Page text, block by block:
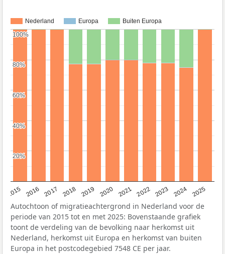
Nederland Europa Buiten Europa
2015 2016 2017 2018 2019 2020 2021 2022 2023 2024 2025
20%
20%
40%
40%
60%
60%
80%
80%
100%
100%
Autochtoon of migratieachtergrond in Nederland voor de
periode van 2015 tot en met 2025: Bovenstaande grafiek
toont de verdeling van de bevolking naar herkomst uit
Nederland, herkomst uit Europa en herkomst van buiten
Europa in het postcodegebied 7548 CE per jaar.